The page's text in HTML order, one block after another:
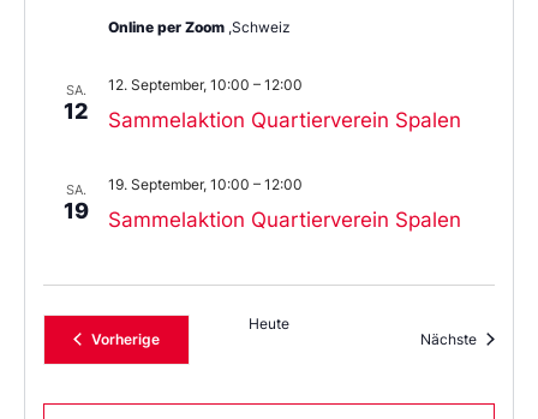
Online per Zoom ,Schweiz
SA.
12 Sammelaktion Quartierverein Spalen
12. September, 10:00 – 12:00
SA.
19 Sammelaktion Quartierverein Spalen
19. September, 10:00 – 12:00
VorherigeVeranstaltungen
Heute
Nächste